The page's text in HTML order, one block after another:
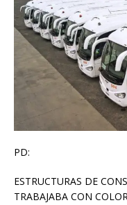
PD:
ESTRUCTURAS DE
TRABAJABA CON